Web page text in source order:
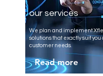
our services
We plan and implement
solutions that exactly suit you
customer needs.
Read more